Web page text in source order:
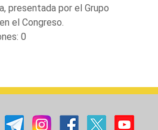
presentada por el Grupo
el Congreso.
0